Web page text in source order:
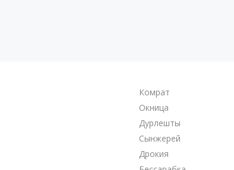
Комрат
Окница
Дурлешты
Сынжерей
Дрокия